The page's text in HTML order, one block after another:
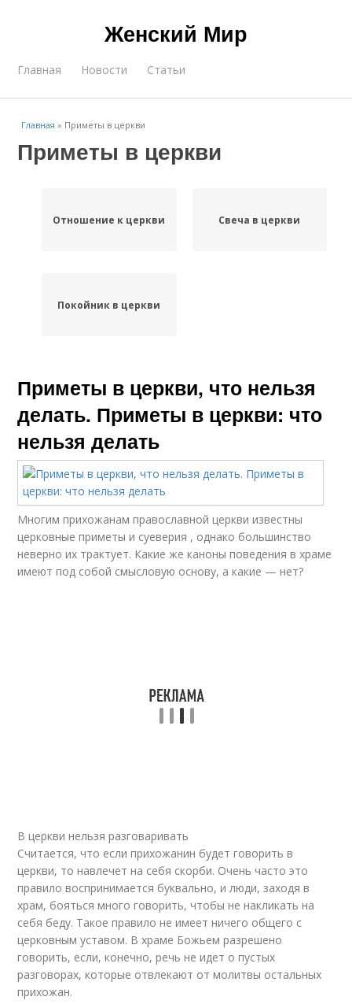
Женский Мир
Главная Новости Статьи
Главная » Приметы в церкви
Приметы в церкви
Отношение к церкви Свеча в церкви
Покойник в церкви
Приметы в церкви, что нельзя
делать. Приметы в церкви: что
нельзя делать
Многим прихожанам православной церкви известны
церковные приметы и суеверия , однако большинство
неверно их трактует. Какие же каноны поведения в храме
имеют под собой смысловую основу, а какие — нет?
В церкви нельзя разговаривать
Считается, что если прихожанин будет говорить в
церкви, то навлечет на себя скорби. Очень часто это
правило воспринимается буквально, и люди, заходя в
храм, бояться много говорить, чтобы не накликать на
себя беду. Такое правило не имеет ничего общего с
церковным уставом. В храме Божьем разрешено
говорить, если, конечно, речь не идет о пустых
разговорах, которые отвлекают от молитвы остальных
прихожан.